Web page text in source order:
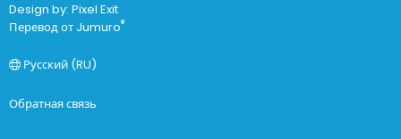
Design by: Pixel Exit
Перевод от Jumuro®
Русский (RU)
Обратная связь